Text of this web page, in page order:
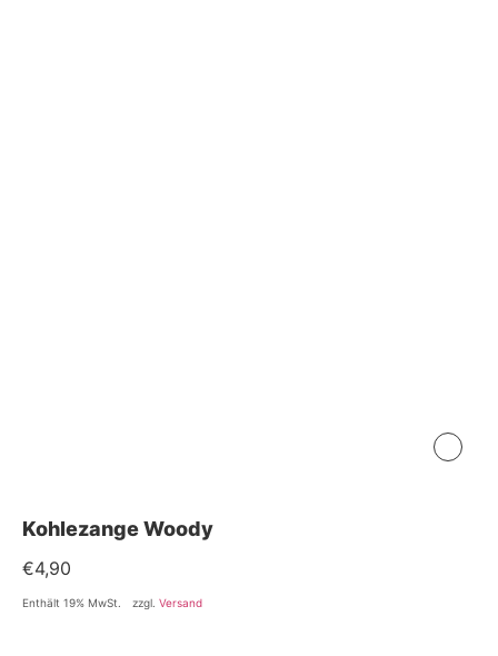
Kohlezange Woody
€4,90
Enthält 19% MwSt. zzgl. Versand